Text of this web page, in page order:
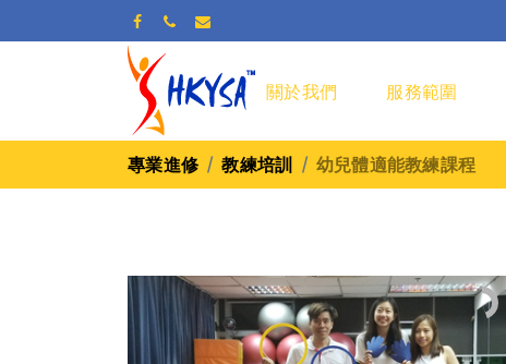
關於我們 服務範圍
專業進修 教練培訓 幼兒體適能教練課程